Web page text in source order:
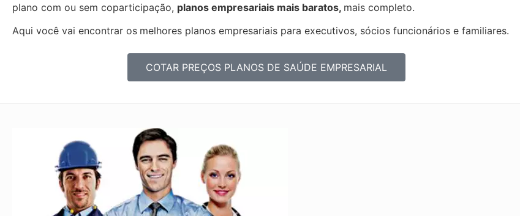
plano com ou sem coparticipação, planos empresariais mais baratos, mais completo.
Aqui você vai encontrar os melhores planos empresariais para executivos, sócios funcionários e familiares.
COTAR PREÇOS PLANOS DE SAÚDE EMPRESARIAL